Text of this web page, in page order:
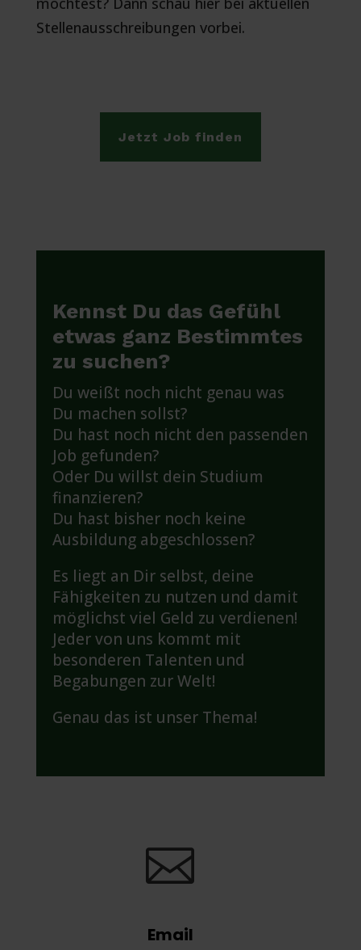
Stellenausschreibungen vorbei.
Jetzt Job finden
Kennst Du das Gefühl
etwas ganz Bestimmtes
zu suchen?
Du weißt noch nicht genau was
Du machen sollst?
Du hast noch nicht den passenden
Job gefunden?
Oder Du willst dein Studium
finanzieren?
Du hast bisher noch keine
Ausbildung abgeschlossen?
Es liegt an Dir selbst, deine
Fähigkeiten zu nutzen und damit
möglichst viel Geld zu verdienen!
Jeder von uns kommt mit
besonderen Talenten und
Begabungen zur Welt!
Genau das ist unser Thema!

Email